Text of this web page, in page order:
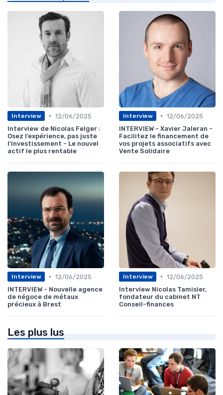
Interview • 12/06/2025
Interview de Nicolas Felger :
Osez l’expérience, pas juste
l’investissement - Le nouvel
actif le plus rentable
Interview • 12/06/2025
INTERVIEW - Xavier Jaleran -
Facilitez le financement de
vos projets associatifs avec
Vente Solidaire
Interview • 12/06/2025
INTERVIEW - Nouvelle agence
de négoce de métaux
précieux à Brest
Interview • 12/06/2025
Interview Nicolas Tamisier,
fondateur du cabinet NT
Conseil-finances
Les plus lus